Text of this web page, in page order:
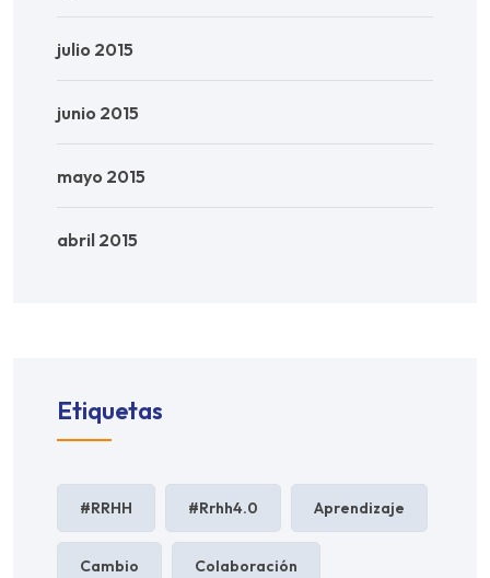
julio 2015
junio 2015
mayo 2015
abril 2015
Etiquetas
#RRHH #rrhh4.0 Aprendizaje
Cambio Colaboración